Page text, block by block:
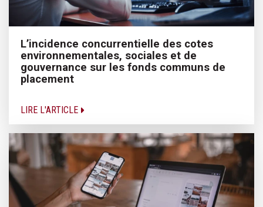
L’incidence concurrentielle des cotes
environnementales, sociales et de
gouvernance sur les fonds communs de
placement
LIRE L'ARTICLE